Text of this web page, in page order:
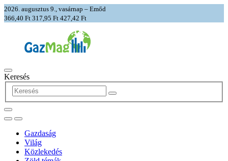
2026. augusztus 9., vasárnap – Emőd
366,40 Ft 317,95 Ft 427,42 Ft
Keresés
Gazdaság
Világ
Közlekedés